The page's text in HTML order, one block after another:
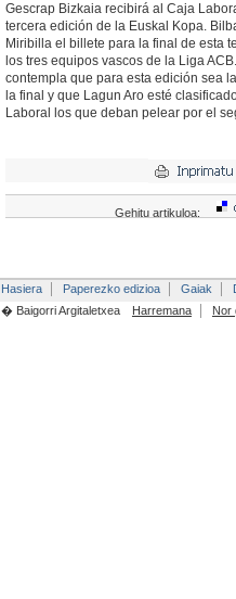
Gescrap Bizkaia recibirá al Caja
tercera edición de la Euskal Kopa.
Miribilla el billete para la final de esta
los tres equipos vascos de la Liga
contempla que para esta edición sea
la final y que Lagun Aro esté
Laboral los que deban pelear por el
Gehitu artikuloa:
Hasiera Paperezko edizioa Gaiak
� Baigorri Argitaletxea
Harremana Nor